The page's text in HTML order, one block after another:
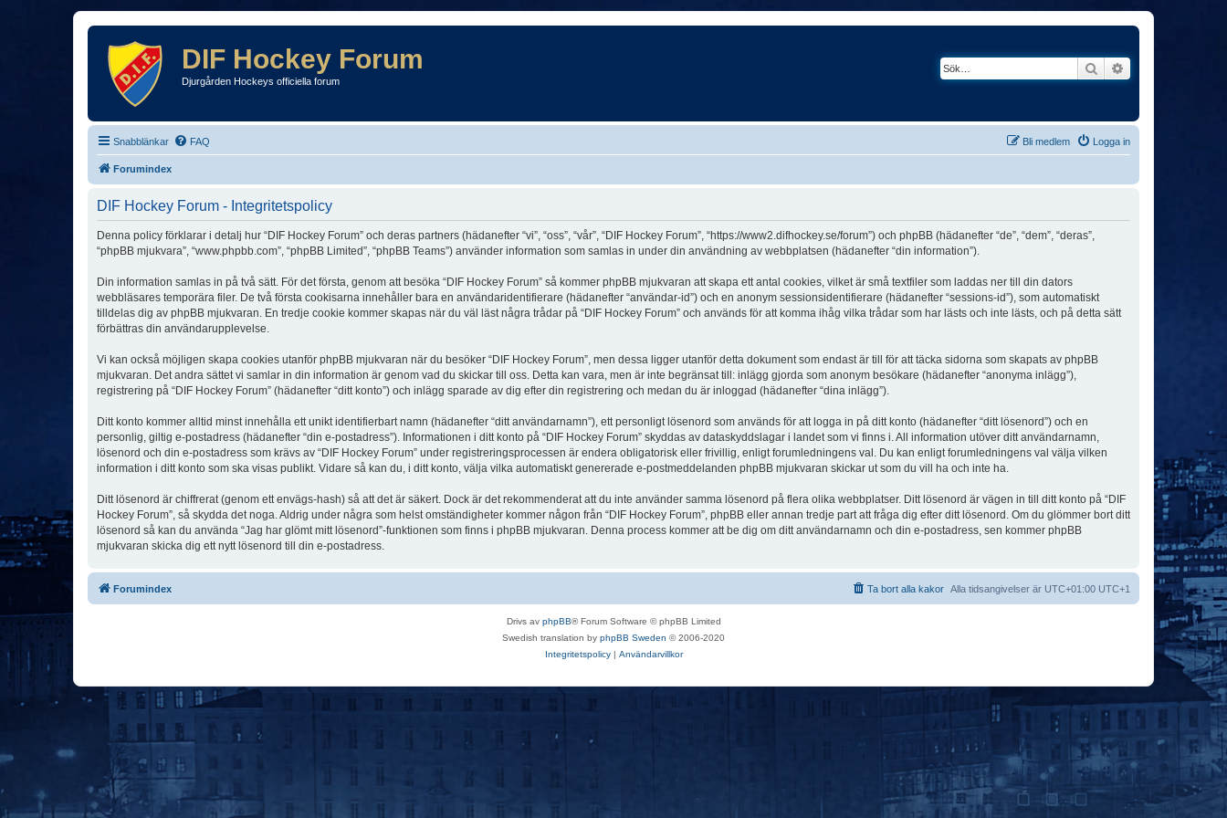
DIF Hockey Forum
Djurgården Hockeys officiella forum
Sök
Snabblänkar FAQ Logga in
Bli medlem
Forumindex
DIF Hockey Forum - Integritetspolicy
Denna policy förklarar i detalj hur “DIF Hockey Forum” och deras partners (hädanefter “vi”, “oss”, “vår”, “DIF Hockey Forum”, “https://www2.difhockey.se/forum”) och phpBB (hädanefter “de”, “dem”, “deras”,
“phpBB mjukvara”, “www.phpbb.com”, “phpBB Limited”, “phpBB Teams”) använder information som samlas in under din användning av webbplatsen (hädanefter “din information”).
Din information samlas in på två sätt. För det första, genom att besöka “DIF Hockey Forum” så kommer phpBB mjukvaran att skapa ett antal cookies, vilket är små textfiler som laddas ner till din dators
webbläsares temporära filer. De två första cookisarna innehåller bara en användaridentifierare (hädanefter “användar-id”) och en anonym sessionsidentifierare (hädanefter “sessions-id”), som automatiskt
tilldelas dig av phpBB mjukvaran. En tredje cookie kommer skapas när du väl läst några trådar på “DIF Hockey Forum” och används för att komma ihåg vilka trådar som har lästs och inte lästs, och på detta sätt
förbättras din användarupplevelse.
Vi kan också möjligen skapa cookies utanför phpBB mjukvaran när du besöker “DIF Hockey Forum”, men dessa ligger utanför detta dokument som endast är till för att täcka sidorna som skapats av phpBB
mjukvaran. Det andra sättet vi samlar in din information är genom vad du skickar till oss. Detta kan vara, men är inte begränsat till: inlägg gjorda som anonym besökare (hädanefter “anonyma inlägg”),
registrering på “DIF Hockey Forum” (hädanefter “ditt konto”) och inlägg sparade av dig efter din registrering och medan du är inloggad (hädanefter “dina inlägg”).
Ditt konto kommer alltid minst innehålla ett unikt identifierbart namn (hädanefter “ditt användarnamn”), ett personligt lösenord som används för att logga in på ditt konto (hädanefter “ditt lösenord”) och en
personlig, giltig e-postadress (hädanefter “din e-postadress”). Informationen i ditt konto på “DIF Hockey Forum” skyddas av dataskyddslagar i landet som vi finns i. All information utöver ditt användarnamn,
lösenord och din e-postadress som krävs av “DIF Hockey Forum” under registreringsprocessen är endera obligatorisk eller frivillig, enligt forumledningens val. Du kan enligt forumledningens val välja vilken
information i ditt konto som ska visas publikt. Vidare så kan du, i ditt konto, välja vilka automatiskt genererade e-postmeddelanden phpBB mjukvaran skickar ut som du vill ha och inte ha.
Ditt lösenord är chiffrerat (genom ett envägs-hash) så att det är säkert. Dock är det rekommenderat att du inte använder samma lösenord på flera olika webbplatser. Ditt lösenord är vägen in till ditt konto på “DIF
Hockey Forum”, så skydda det noga. Aldrig under några som helst omständigheter kommer någon från “DIF Hockey Forum”, phpBB eller annan tredje part att fråga dig efter ditt lösenord. Om du glömmer bort ditt
lösenord så kan du använda “Jag har glömt mitt lösenord”-funktionen som finns i phpBB mjukvaran. Denna process kommer att be dig om ditt användarnamn och din e-postadress, sen kommer phpBB
mjukvaran skicka dig ett nytt lösenord till din e-postadress.
Forumindex Alla tidsangivelser är UTC+01:00 UTC+1
Ta bort alla kakor
Drivs av phpBB® Forum Software © phpBB Limited
Swedish translation by phpBB Sweden © 2006-2020
Integritetspolicy| Användarvillkor